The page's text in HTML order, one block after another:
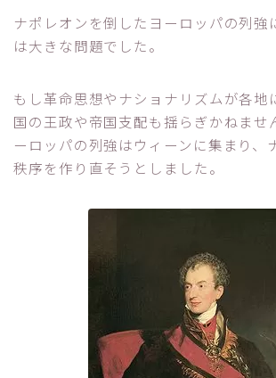
ナポレオンを倒したヨーロッパの列強
は大きな問題でした。
もし革命思想やナショナリズムが各地
国の王政や帝国支配も揺らぎかねませ
ーロッパの列強はウィーンに集まり、
秩序を作り直そうとしました。